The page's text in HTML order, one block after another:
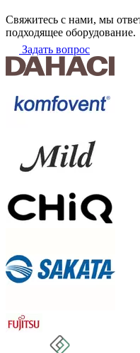
Свяжитесь с нами, мы
подходящее оборудование.
Задать вопрос